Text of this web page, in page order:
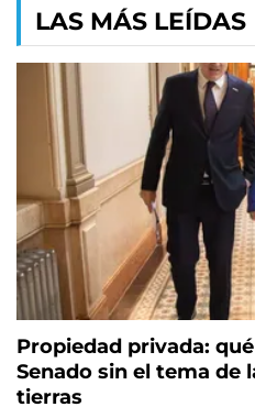
LAS MÁS LEÍDAS
Propiedad privada:
Senado sin el tema de
tierras